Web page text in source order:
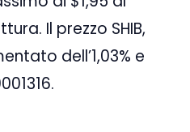
Il prezzo SHIB,
dell’1,03% e